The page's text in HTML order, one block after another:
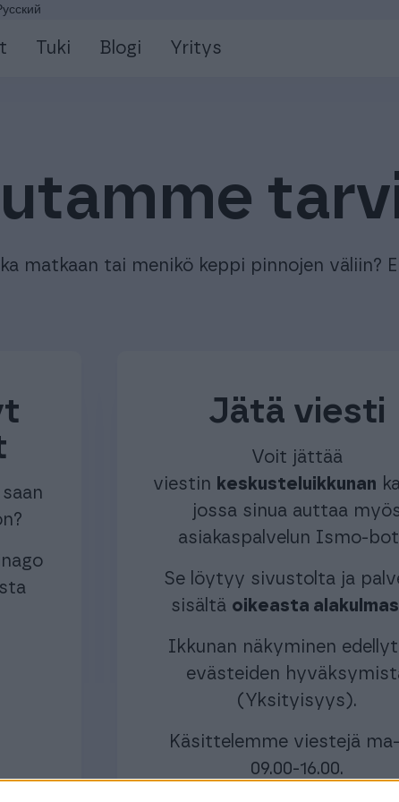
Tuki Blogi Yritys
matkaan tai menikö keppi pinnojen väliin?
Jätä viesti
Voit jättää
viestin keskusteluikkunan
jossa sinua auttaa
asiakaspalvelun Ismo-
Se löytyy sivustolta ja
sisältä oikeasta
Ikkunan näkyminen
evästeiden
(Yksityisyys).
Käsittelemme viestejä
09.00-16.00.